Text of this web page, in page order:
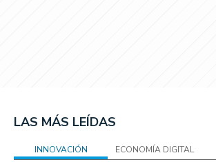
LAS MÁS LEÍDAS
INNOVACIÓN ECONOMÍA DIGITAL